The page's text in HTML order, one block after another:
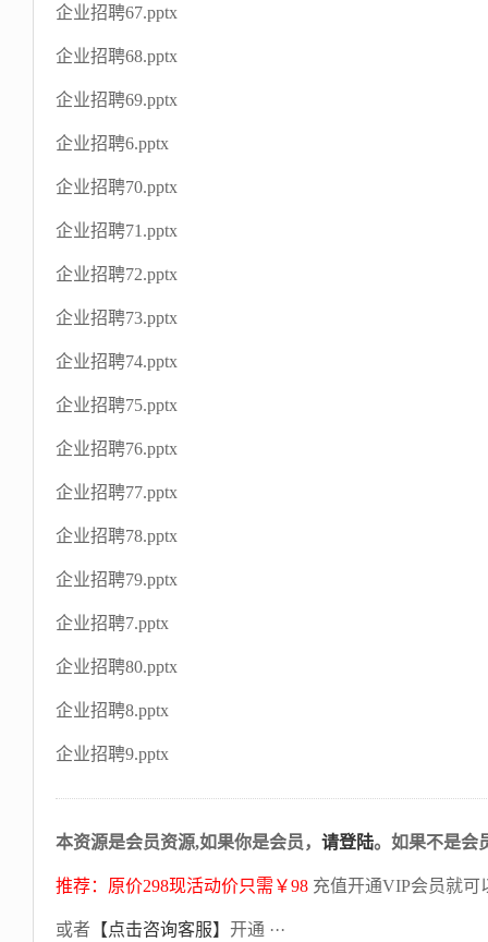
企业招聘67.pptx
企业招聘68.pptx
企业招聘69.pptx
企业招聘6.pptx
企业招聘70.pptx
企业招聘71.pptx
企业招聘72.pptx
企业招聘73.pptx
企业招聘74.pptx
企业招聘75.pptx
企业招聘76.pptx
企业招聘77.pptx
企业招聘78.pptx
企业招聘79.pptx
企业招聘7.pptx
企业招聘80.pptx
企业招聘8.pptx
企业招聘9.pptx
本资源是会员资源,如果你是会员， 请登陆。如果不是会
推荐：原价298现活动价只需￥98 充值开通VIP会员就可
或者 【点击咨询客服】 开通 ···